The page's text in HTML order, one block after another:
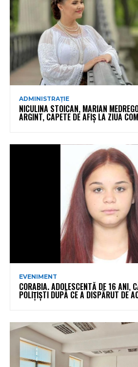
ADMINISTRAȚIE
NICULINA STOICAN, MARIAN
ARGINT, CAPETE DE AFIȘ LA ZIUA
EVENIMENT
CORABIA. ADOLESCENTĂ DE 16 ANI,
POLIȚIȘTI DUPĂ CE A DISPĂRUT DE